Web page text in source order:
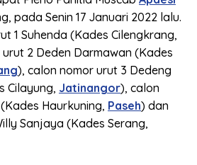
pada Senin 17 Januari 2022 lalu.
1 Suhenda (Kades Cilengkrang,
2 Deden Darmawan (Kades
), calon nomor urut 3 Dedeng
Cilayung, Jatinangor), calon
Haurkuning, Paseh) dan
Sanjaya (Kades Serang,